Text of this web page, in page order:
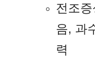
전조
음, 과
력